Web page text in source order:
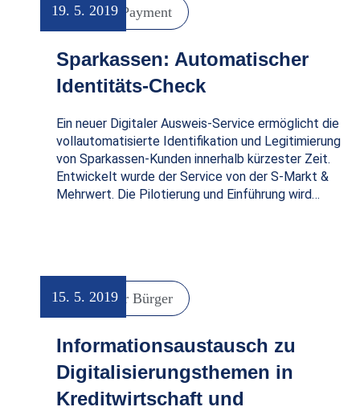
19. 5. 2019
Digital Payment
Sparkassen: Automatischer
Identitäts-Check
Ein neuer Digitaler Ausweis-Service ermöglicht die
vollautomatisierte Identifikation und Legitimierung
von Sparkassen-Kunden innerhalb kürzester Zeit.
Entwickelt wurde der Service von der S-Markt &
Mehrwert. Die Pilotierung und Einführung wird…
15. 5. 2019
Digitaler Bürger
Informationsaustausch zu
Digitalisierungsthemen in
Kreditwirtschaft und